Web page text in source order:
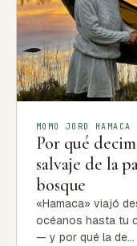
MOMO JORD HAMACA
Por qué
salvaje de la
bosque
«Hamaca» viajó
océanos hasta tu
— y por qué la de…